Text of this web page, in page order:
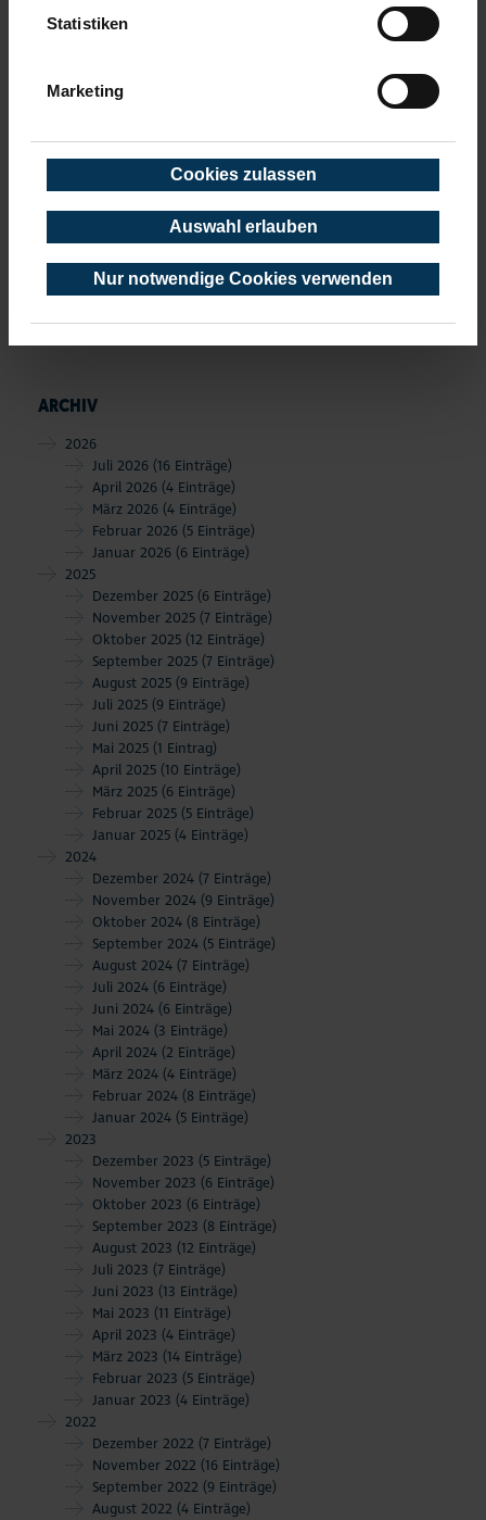
Statistiken
Marketing
Cookies zulassen
Auswahl erlauben
Nur notwendige Cookies verwenden
SCHLAGWÖRTER
StrandKonzerte
Stars am Strand (SamS)
Veranstaltungen Timmendorfer Strand
Sport
Jazzbaltica
ARCHIV
2026
Juli 2026 (16 Einträge)
April 2026 (4 Einträge)
März 2026 (4 Einträge)
Februar 2026 (5 Einträge)
Januar 2026 (6 Einträge)
2025
Dezember 2025 (6 Einträge)
November 2025 (7 Einträge)
Oktober 2025 (12 Einträge)
September 2025 (7 Einträge)
August 2025 (9 Einträge)
Juli 2025 (9 Einträge)
Juni 2025 (7 Einträge)
Mai 2025 (1 Eintrag)
April 2025 (10 Einträge)
März 2025 (6 Einträge)
Februar 2025 (5 Einträge)
Januar 2025 (4 Einträge)
2024
Dezember 2024 (7 Einträge)
November 2024 (9 Einträge)
Oktober 2024 (8 Einträge)
September 2024 (5 Einträge)
August 2024 (7 Einträge)
Juli 2024 (6 Einträge)
Juni 2024 (6 Einträge)
Mai 2024 (3 Einträge)
April 2024 (2 Einträge)
März 2024 (4 Einträge)
Februar 2024 (8 Einträge)
Januar 2024 (5 Einträge)
2023
Dezember 2023 (5 Einträge)
November 2023 (6 Einträge)
Oktober 2023 (6 Einträge)
September 2023 (8 Einträge)
August 2023 (12 Einträge)
Juli 2023 (7 Einträge)
Juni 2023 (13 Einträge)
Mai 2023 (11 Einträge)
April 2023 (4 Einträge)
März 2023 (14 Einträge)
Februar 2023 (5 Einträge)
Januar 2023 (4 Einträge)
2022
Dezember 2022 (7 Einträge)
November 2022 (16 Einträge)
September 2022 (9 Einträge)
August 2022 (4 Einträge)
1